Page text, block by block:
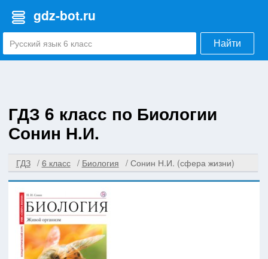
gdz-bot.ru
Найти
ГДЗ 6 класс по Биологии
Сонин Н.И.
ГДЗ 6 класс Биология Сонин Н.И. (сфера жизни)